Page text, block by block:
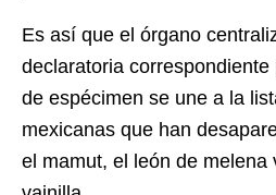
Es así que el órgano
declaratoria
de espécimen se une a la
mexicanas que han
el mamut, el león de melena